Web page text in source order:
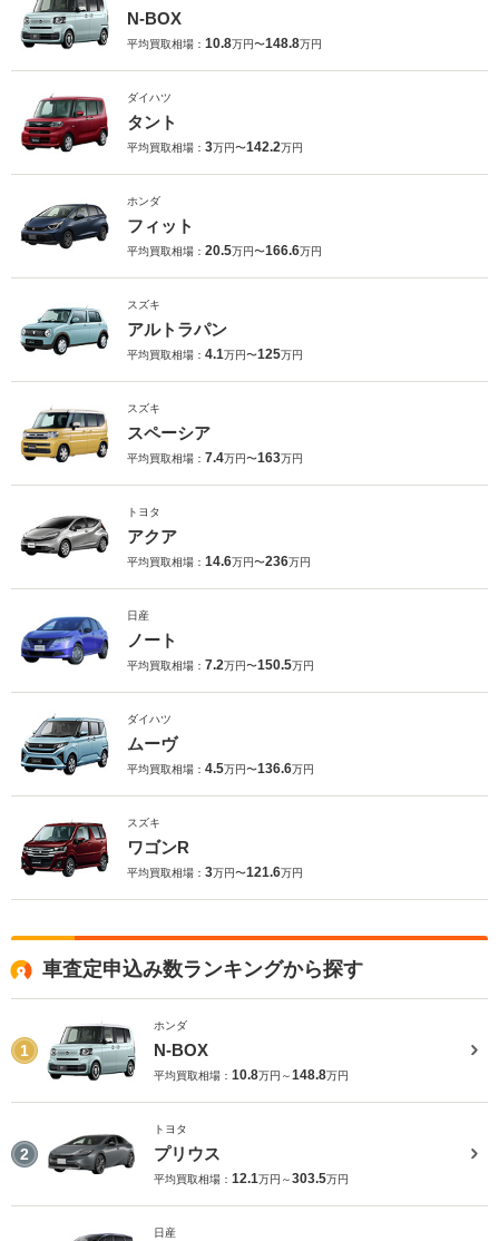
N-BOX
平均買取相場： 10.8万円〜148.8万円
ダイハツ
タント
平均買取相場： 3万円〜142.2万円
ホンダ
フィット
平均買取相場： 20.5万円〜166.6万円
スズキ
アルトラパン
平均買取相場： 4.1万円〜125万円
スズキ
スペーシア
平均買取相場： 7.4万円〜163万円
トヨタ
アクア
平均買取相場： 14.6万円〜236万円
日産
ノート
平均買取相場： 7.2万円〜150.5万円
ダイハツ
ムーヴ
平均買取相場： 4.5万円〜136.6万円
スズキ
ワゴンR
平均買取相場： 3万円〜121.6万円
車査定申込み数ランキングから探す
1
ホンダ
N-BOX
平均買取相場： 10.8万円～148.8万円
2
トヨタ
プリウス
平均買取相場： 12.1万円～303.5万円
日産